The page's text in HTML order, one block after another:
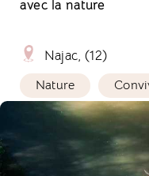
avec la nature
Najac, (12)
Nature
Canoë en Gascogne